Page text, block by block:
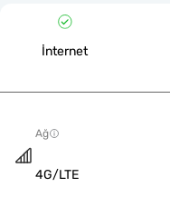
İnternet
Ağ
4G/LTE